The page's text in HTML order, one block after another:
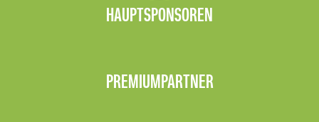
HAUPTSPONSOREN
PREMIUMPARTNER